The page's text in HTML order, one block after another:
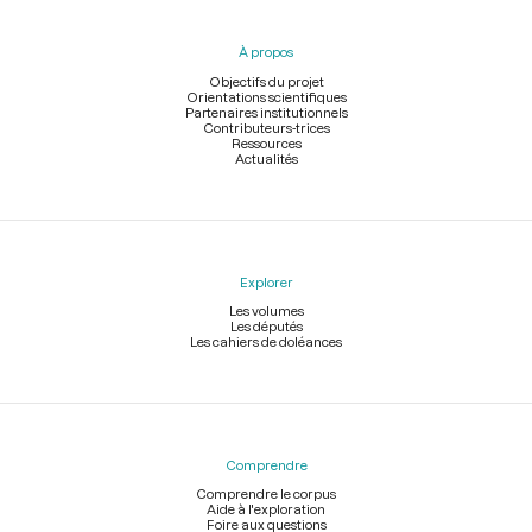
À propos
Objectifs du projet
Orientations scientifiques
Partenaires institutionnels
Contributeurs-trices
Ressources
Actualités
Explorer
Les volumes
Les députés
Les cahiers de doléances
Comprendre
Comprendre le corpus
Aide à l'exploration
Foire aux questions